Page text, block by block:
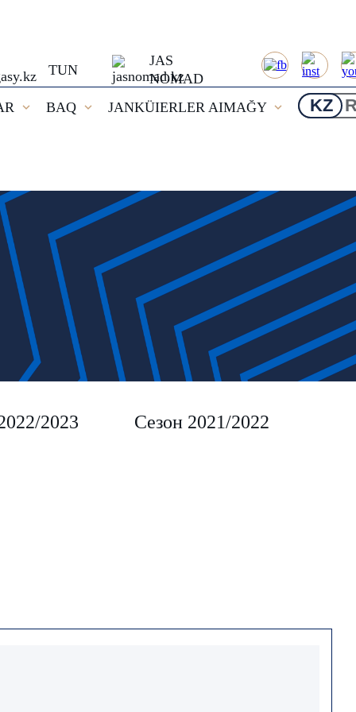
TUN
JAS
NOMAD
BAQ JANKÜIERLER AIMAĞY KZ
2023 Сезон 2021/2022